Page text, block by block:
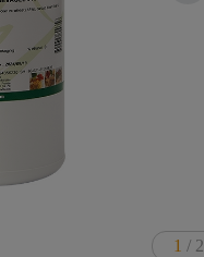
1 / 2